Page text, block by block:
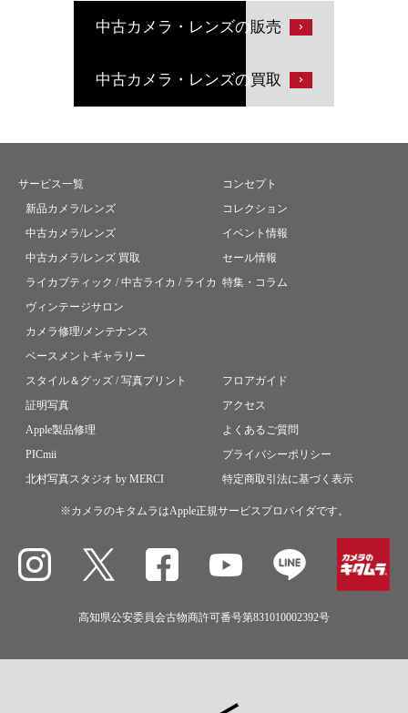
中古カメラ・レンズの販売
中古カメラ・レンズの買取
サービス一覧
新品カメラ/レンズ
中古カメラ/レンズ
中古カメラ/レンズ 買取
ライカブティック / 中古ライカ / ライカ
ヴィンテージサロン
カメラ修理/メンテナンス
ベースメントギャラリー
スタイル＆グッズ / 写真プリント
証明写真
Apple製品修理
PICmii
北村写真スタジオ by MERCI
コンセプト
コレクション
イベント情報
セール情報
特集・コラム
フロアガイド
アクセス
よくあるご質問
プライバシーポリシー
特定商取引法に基づく表示
※カメラのキタムラはApple正規サービスプロバイダです。
高知県公安委員会古物商許可番号第831010002392号